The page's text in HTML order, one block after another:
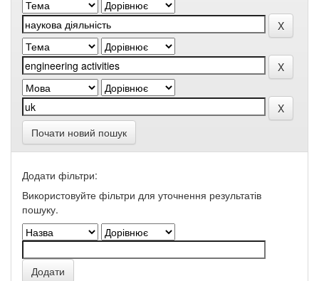
Почати новий пошук
Додати фільтри:
Використовуйте фільтри для уточнення результатів
пошуку.